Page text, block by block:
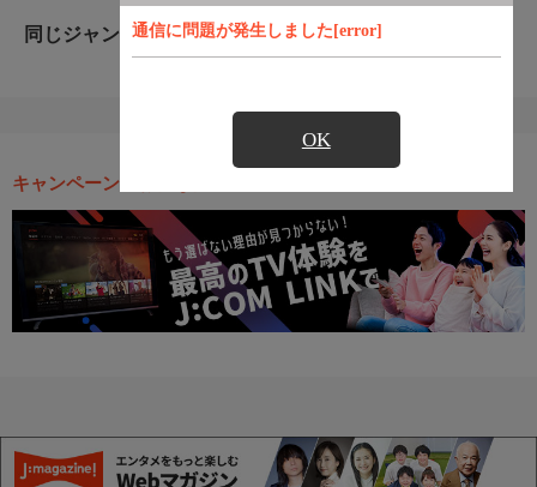
通信に問題が発生しました[error]
OK
同じジャンルのおすすめ番組
キャンペーン・お得な情報